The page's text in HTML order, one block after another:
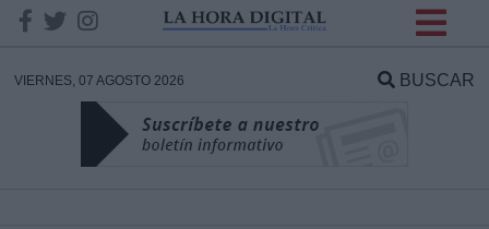
VIERNES, 07 AGOSTO 2026 BUSCAR
DATOS
Responsable: